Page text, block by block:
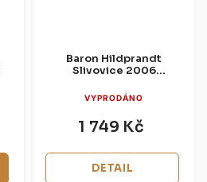
Baron Hildprandt
Slivovice 2006
0,7l (dárková krabice)
VYPRODÁNO
1 749 Kč
DETAIL